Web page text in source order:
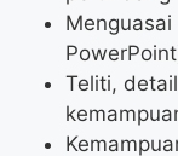
Teliti,